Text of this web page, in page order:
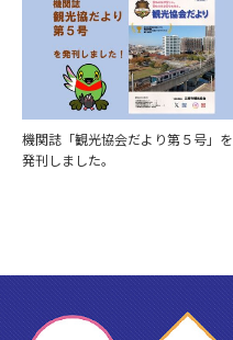
機関誌「観光協会だより第５号」を
発刊しました。